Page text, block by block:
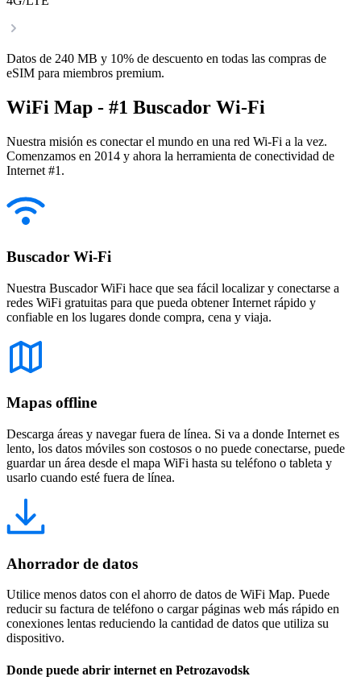
Datos de 240 MB y 10% de descuento en todas las compras de
eSIM para miembros premium.
WiFi Map - #1 Buscador Wi-Fi
Nuestra misión es conectar el mundo en una red Wi-Fi a la vez.
Comenzamos en 2014 y ahora la herramienta de conectividad de
Internet #1.
Buscador Wi-Fi
Nuestra Buscador WiFi hace que sea fácil localizar y conectarse a
redes WiFi gratuitas para que pueda obtener Internet rápido y
confiable en los lugares donde compra, cena y viaja.
Mapas offline
Descarga áreas y navegar fuera de línea. Si va a donde Internet es
lento, los datos móviles son costosos o no puede conectarse, puede
guardar un área desde el mapa WiFi hasta su teléfono o tableta y
usarlo cuando esté fuera de línea.
Ahorrador de datos
Utilice menos datos con el ahorro de datos de WiFi Map. Puede
reducir su factura de teléfono o cargar páginas web más rápido en
conexiones lentas reduciendo la cantidad de datos que utiliza su
dispositivo.
Donde puede abrir internet en Petrozavodsk